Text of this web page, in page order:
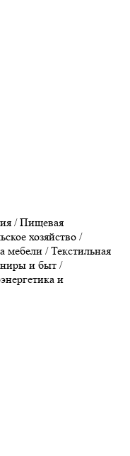
/ Пищевая
хозяйство /
мебели / Текстильная
и быт /
и